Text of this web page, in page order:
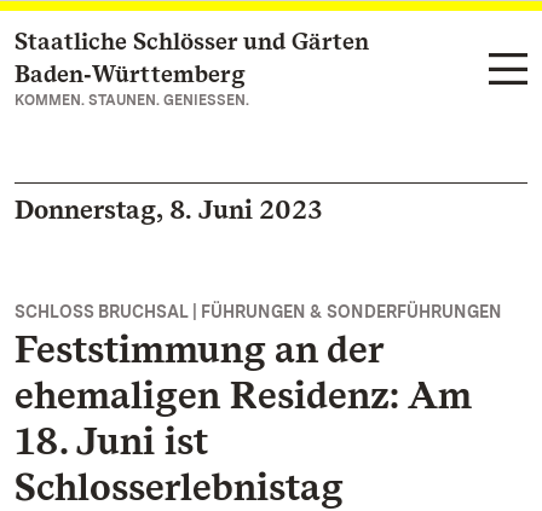
Zum Hauptinhalt springen
Staatliche Schlösser und Gärten
Baden‑Württemberg
KOMMEN. STAUNEN. GENIESSEN.
Donnerstag, 8. Juni 2023
SCHLOSS BRUCHSAL | FÜHRUNGEN & SONDERFÜHRUNGEN
Feststimmung an der
ehemaligen Residenz: Am
18. Juni ist
Schlosserlebnistag